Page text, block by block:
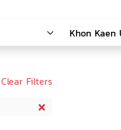
Clear Filters